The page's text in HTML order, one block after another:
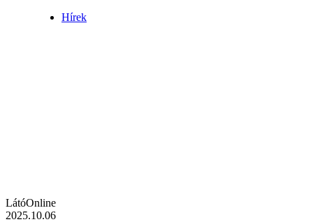
Hírek
LátóOnline
2025.10.06